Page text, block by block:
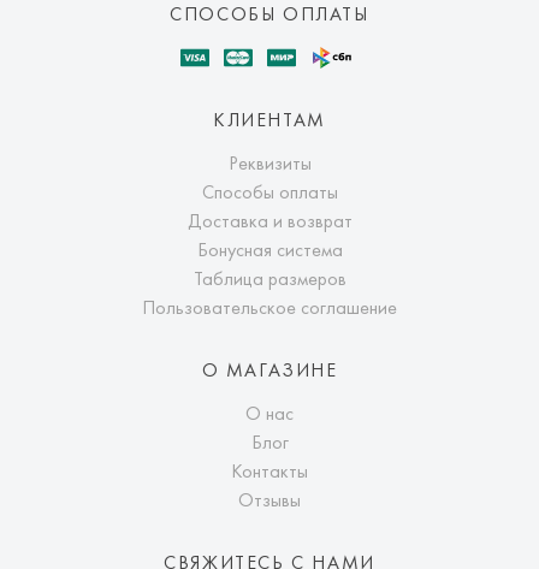
СПОСОБЫ ОПЛАТЫ
КЛИЕНТАМ
Реквизиты
Способы оплаты
Доставка и возврат
Бонусная система
Таблица размеров
Пользовательское соглашение
О МАГАЗИНЕ
О нас
Блог
Контакты
Отзывы
СВЯЖИТЕСЬ С НАМИ